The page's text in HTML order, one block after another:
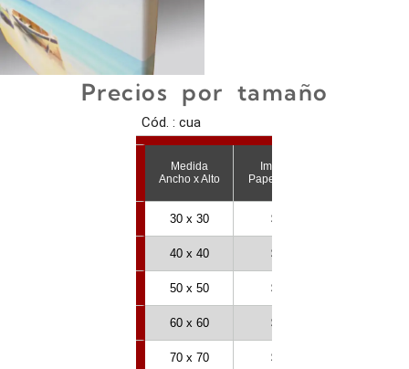
Precios por tamaño